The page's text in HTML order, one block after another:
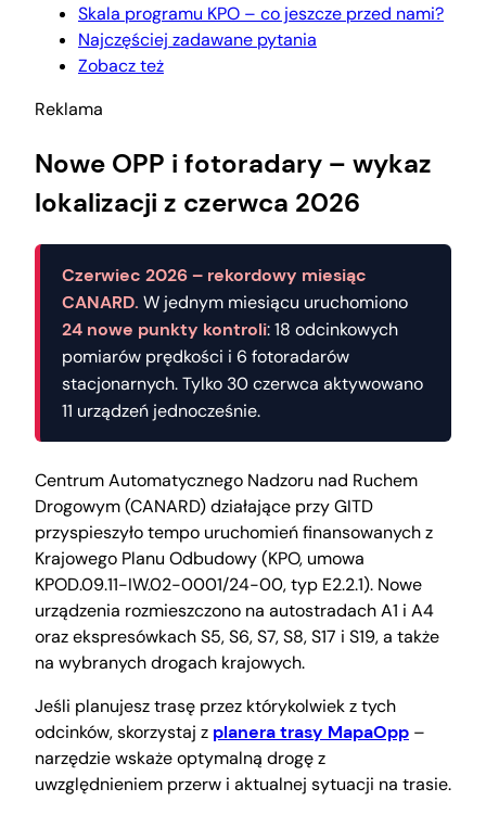
Skala programu KPO – co jeszcze przed nami?
Najczęściej zadawane pytania
Zobacz też
Reklama
Nowe OPP i fotoradary – wykaz
lokalizacji z czerwca 2026
Czerwiec 2026 – rekordowy miesiąc
CANARD. W jednym miesiącu uruchomiono
24 nowe punkty kontroli: 18 odcinkowych
pomiarów prędkości i 6 fotoradarów
stacjonarnych. Tylko 30 czerwca aktywowano
11 urządzeń jednocześnie.
Centrum Automatycznego Nadzoru nad Ruchem
Drogowym (CANARD) działające przy GITD
przyspieszyło tempo uruchomień finansowanych z
Krajowego Planu Odbudowy (KPO, umowa
KPOD.09.11-IW.02-0001/24-00, typ E2.2.1). Nowe
urządzenia rozmieszczono na autostradach A1 i A4
oraz ekspresówkach S5, S6, S7, S8, S17 i S19, a także
na wybranych drogach krajowych.
Jeśli planujesz trasę przez którykolwiek z tych
odcinków, skorzystaj z planera trasy MapaOpp –
narzędzie wskaże optymalną drogę z
uwzględnieniem przerw i aktualnej sytuacji na trasie.